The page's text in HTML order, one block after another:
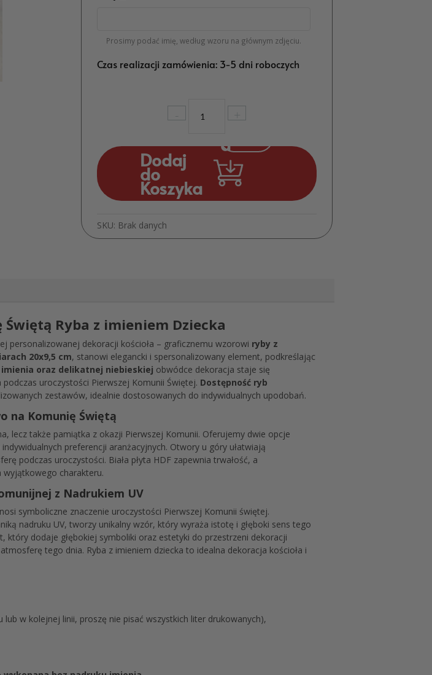
Prosimy podać imię, według wzoru na głównym zdjęciu.
Czas realizacji zamówienia: 3-5 dni roboczych
-
Dekoracje
Ozdoby
Komunijne
z
imieniem
+
Dodaj
do
Koszyka
SKU: Brak danych
Świętą Ryba z imieniem Dziecka
personalizowanej dekoracji kościoła – graficznemu wzorowi ryby z
20x9,5 cm, stanowi elegancki i spersonalizowany element, podkreślając
imienia oraz delikatnej niebieskiej obwódce dekoracja staje się
uroczystości Pierwszej Komunii Świętej. Dostępność ryb
zestawów, idealnie dostosowanych do indywidualnych upodobań.
na Komunię Świętą
lecz także pamiątka z okazji Pierwszej Komunii. Oferujemy dwie opcje
preferencji aranżacyjnych. Otwory u góry ułatwiają
podczas uroczystości. Biała płyta HDF zapewnia trwałość, a
wyjątkowego charakteru.
z Nadrukiem UV
symboliczne znaczenie uroczystości Pierwszej Komunii świętej.
nadruku UV, tworzy unikalny wzór, który wyraża istotę i głęboki sens tego
dodaje głębokiej symboliki oraz estetyki do przestrzeni dekoracji
tego dnia. Ryba z imieniem dziecka to idealna dekoracja kościoła i
w kolejnej linii, proszę nie pisać wszystkich liter drukowanych),